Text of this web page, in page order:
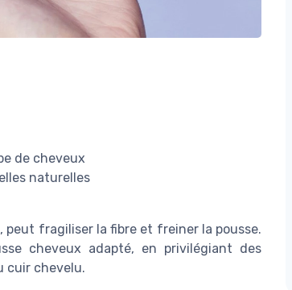
de cheveux
naturelles
peut fragiliser la fibre et freiner la pousse.
cheveux adapté, en privilégiant des
cuir chevelu.